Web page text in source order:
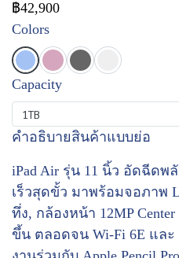
฿42,900
Colors
Capacity
1TB
คำอธิบายสินค้าแบบย่อ
iPad Air รุ่น 11 นิ้ว อัดฉีดพ
เร็วสุดขั้ว มาพร้อมจอภาพ
ทึ่ง, กล้องหน้า 12MP
ขึ้น ตลอดจน Wi-Fi 6E และ